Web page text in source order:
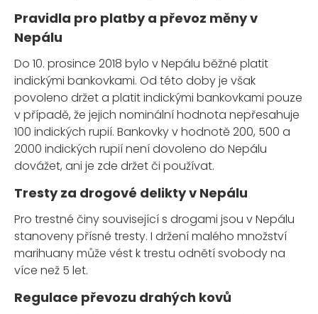
Pravidla pro platby a převoz měny v
Nepálu
Do 10. prosince 2018 bylo v Nepálu běžné platit
indickými bankovkami. Od této doby je však
povoleno držet a platit indickými bankovkami pouze
v případě, že jejich nominální hodnota nepřesahuje
100 indických rupií. Bankovky v hodnotě 200, 500 a
2000 indických rupií není dovoleno do Nepálu
dovážet, ani je zde držet či používat.
Tresty za drogové delikty v Nepálu
Pro trestné činy související s drogami jsou v Nepálu
stanoveny přísné tresty. I držení malého množství
marihuany může vést k trestu odnětí svobody na
více než 5 let.
Regulace převozu drahých kovů